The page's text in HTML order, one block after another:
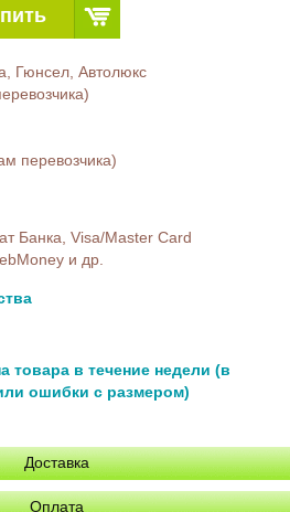
Гюнсел, Автолюкс
перевозчика)
Банка, Visa/Master Card
и др.
товара в течение недели (в
ошибки с размером)
Доставка
Оплата